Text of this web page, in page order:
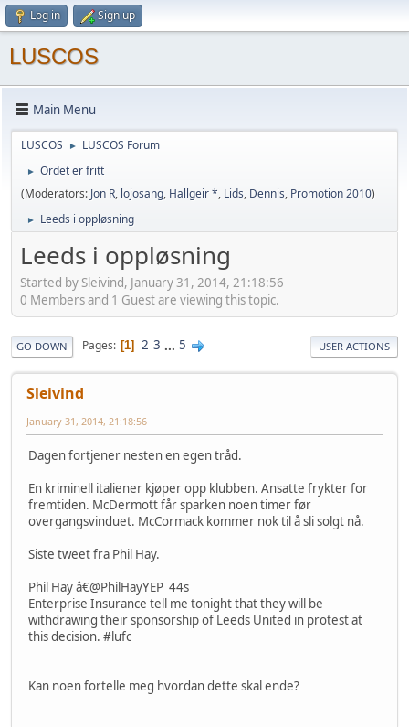
Log in Sign up
LUSCOS
Main Menu
LUSCOS ► LUSCOS Forum
►
Ordet er fritt
(Moderators: Jon R, lojosang, Hallgeir *, Lids, Dennis, Promotion 2010)
► Leeds i oppløsning
Leeds i oppløsning
Started by Sleivind, January 31, 2014, 21:18:56
0 Members and 1 Guest are viewing this topic.
GO DOWN Pages 1 2 3 ... 5 USER ACTIONS
Sleivind
January 31, 2014, 21:18:56
Dagen fortjener nesten en egen tråd.
En kriminell italiener kjøper opp klubben. Ansatte frykter for
fremtiden. McDermott får sparken noen timer før
overgangsvinduet. McCormack kommer nok til å sli solgt nå.
Siste tweet fra Phil Hay.
Phil Hay â€@PhilHayYEP 44s
Enterprise Insurance tell me tonight that they will be
withdrawing their sponsorship of Leeds United in protest at
this decision. #lufc
Kan noen fortelle meg hvordan dette skal ende?